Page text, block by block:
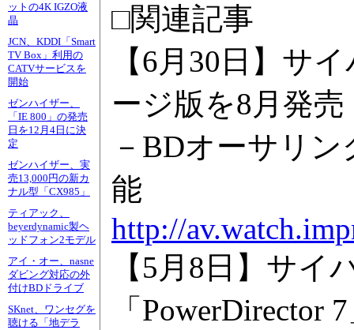
ットの4K IGZO液
晶
JCN、KDDI「Smart
TV Box」利用の
CATVサービスを
開始
ゼンハイザー、
「IE 800」の発売
日を12月4日に決
定
ゼンハイザー、実
売13,000円の新カ
ナル型「CX985」
ティアック、
beyerdynamic製ヘ
ッドフォン2モデル
アイ・オー、nasne
ダビング対応の外
付けBDドライブ
SKnet、ワンセグを
聴ける「地デラ
□関連記事
【6月30日】サ
ージ版を8月発売
－BDオーサリ
能
http://
【5月8日】サ
「PowerDirector